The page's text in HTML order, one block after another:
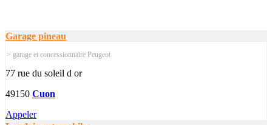
Garage pineau
> garage et concessionnaire Peugeot
77 rue du soleil d or
49150 Cuon
Appeler